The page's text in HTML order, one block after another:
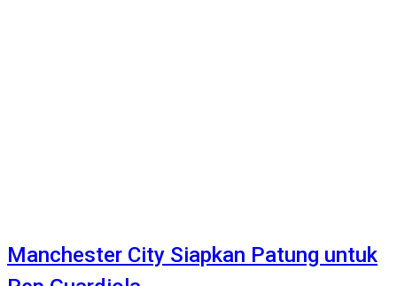
Manchester City Siapkan Patung untuk